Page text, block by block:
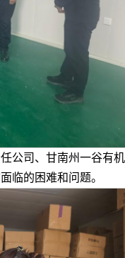
公司、甘南州一谷有
临的困难和问题。